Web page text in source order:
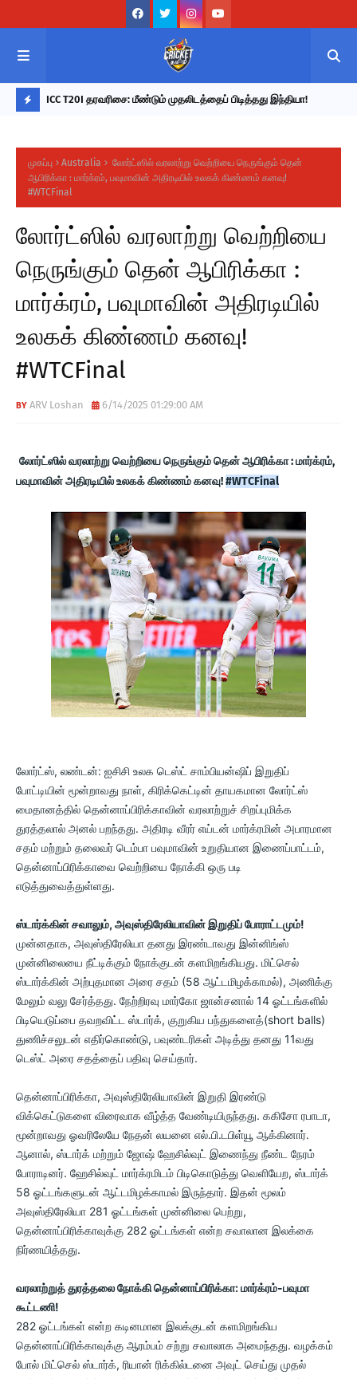
A
E
T
U
A
T
S
ICC T20I தரவரிசை: மீண்டும் முதலிடத்தைப் பிடித்தது இந்தியா!
முகப்பு Australia
லோர்ட்ஸில் வரலாற்று வெற்றியை நெருங்கும் தென்
ஆபிரிக்கா : மார்க்ரம், பவுமாவின் அதிரடியில் உலகக் கிண்ணம் கனவு!
#WTCFinal
லோர்ட்ஸில் வரலாற்று வெற்றியை
நெருங்கும் தென் ஆபிரிக்கா :
மார்க்ரம், பவுமாவின் அதிரடியில்
உலகக் கிண்ணம் கனவு!
#WTCFinal
ARV Loshan 6/14/2025 01:29:00 AM
லோர்ட்ஸில் வரலாற்று வெற்றியை நெருங்கும் தென் ஆபிரிக்கா : மார்க்ரம்,
பவுமாவின் அதிரடியில் உலகக் கிண்ணம் கனவு!#WTCFinal
லோர்ட்ஸ், லண்டன்: ஐசிசி உலக டெஸ்ட் சாம்பியன்ஷிப் இறுதிப்
போட்டியின் மூன்றாவது நாள், கிரிக்கெட்டின் தாயகமான லோர்ட்ஸ்
மைதானத்தில் தென்னாப்பிரிக்காவின் வரலாற்றுச் சிறப்புமிக்க
துரத்தலால் அனல் பறந்தது. அதிரடி வீரர் எய்டன் மார்க்ரமின் அபாரமான
சதம் மற்றும் தலைவர் டெம்பா பவுமாவின் உறுதியான இணைப்பாட்டம்,
தென்னாப்பிரிக்காவை வெற்றியை நோக்கி ஒரு படி
எடுத்துவைத்துள்ளது.
ஸ்டார்க்கின் சவாலும், அவுஸ்திரேலியாவின் இறுதிப் போராட்டமும்!
முன்னதாக, அவுஸ்திரேலியா தனது இரண்டாவது இன்னிங்ஸ்
முன்னிலையை நீட்டிக்கும் நோக்குடன் களமிறங்கியது. மிட்செல்
ஸ்டார்க்கின் அற்புதமான அரை சதம் (58 ஆட்டமிழக்காமல்), அணிக்கு
மேலும் வலு சேர்த்தது. நேற்றிரவு மார்கோ ஜான்சனால் 14 ஓட்டங்களில்
பிடியெடுப்பை தவறவிட்ட ஸ்டார்க், குறுகிய பந்துகளைத்(short balls)
துணிச்சலுடன் எதிர்கொண்டு, பவுண்டரிகள் அடித்து தனது 11வது
டெஸ்ட் அரை சதத்தைப் பதிவு செய்தார்.
தென்னாப்பிரிக்கா, அவுஸ்திரேலியாவின் இறுதி இரண்டு
விக்கெட்டுகளை விரைவாக வீழ்த்த வேண்டியிருந்தது. ககிசோ ரபாடா,
மூன்றாவது ஓவரிலேயே நேதன் லயனை எல்.பி.டபிள்யூ ஆக்கினார்.
ஆனால், ஸ்டார்க் மற்றும் ஜோஷ் ஹேசில்வுட் இணைந்து நீண்ட நேரம்
போராடினர். ஹேசில்வுட் மார்க்ரமிடம் பிடிகொடுத்து வெளியேற, ஸ்டார்க்
58 ஓட்டங்களுடன் ஆட்டமிழக்காமல் இருந்தார். இதன் மூலம்
அவுஸ்திரேலியா 281 ஓட்டங்கள் முன்னிலை பெற்று,
தென்னாப்பிரிக்காவுக்கு 282 ஓட்டங்கள் என்ற சவாலான இலக்கை
நிர்ணயித்தது.
வரலாற்றுத் துரத்தலை நோக்கி தென்னாப்பிரிக்கா: மார்க்ரம்-பவுமா
கூட்டணி!
282 ஓட்டங்கள் என்ற கடினமான இலக்குடன் களமிறங்கிய
தென்னாப்பிரிக்காவுக்கு ஆரம்பம் சற்று சவாலாக அமைந்தது. வழக்கம்
போல் மிட்செல் ஸ்டார்க், ரியான் ரிக்கில்டனை அவுட் செய்து முதல்